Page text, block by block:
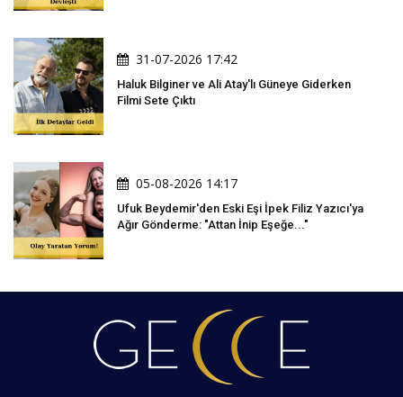
31-07-2026 17:42
Haluk Bilginer ve Ali Atay'lı Güneye Giderken
Filmi Sete Çıktı
05-08-2026 14:17
Ufuk Beydemir'den Eski Eşi İpek Filiz Yazıcı'ya
Ağır Gönderme: "Attan İnip Eşeğe..."